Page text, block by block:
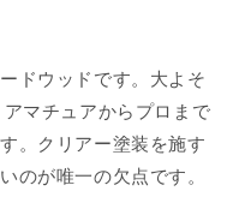
ドウッドです。大よそ
マチュアからプロまで
。クリアー塗装を施す
のが唯一の欠点です。